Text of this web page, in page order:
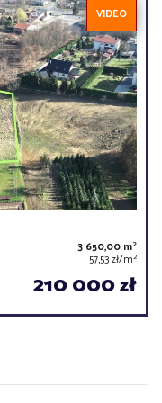
VIDEO
3 650,00 m2
57,53 zł/m2
210 000 zł